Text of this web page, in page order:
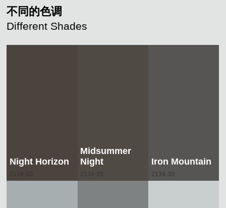
不同的色调
Different Shades
Night Horizon
2134-10
Midsummer
Night
2134-20
Iron Mountain
2134-30